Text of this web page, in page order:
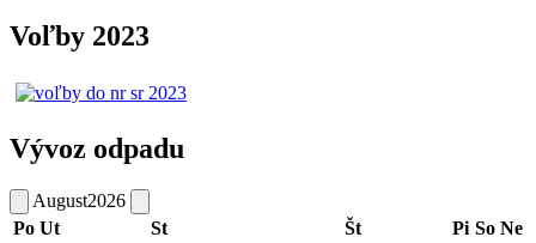
Voľby 2023
Vývoz odpadu
August2026
Po Ut St Št Pi So Ne